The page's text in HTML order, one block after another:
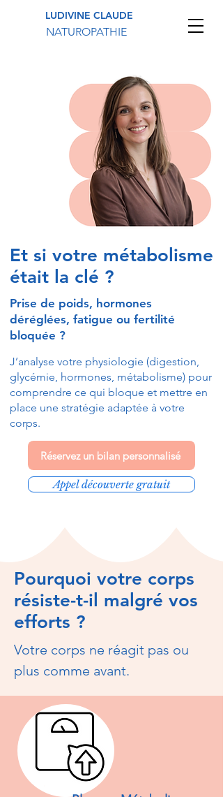
NATUROPATHIE
LUDIVINE CLAUDE
Et si votre métabolisme
était la clé ?
Prise de poids, hormones
déréglées, fatigue ou fertilité
bloquée ?
J’analyse votre physiologie (digestion,
glycémie, hormones, métabolisme) pour
comprendre ce qui bloque et mettre en
place une stratégie adaptée à votre
corps.
Réservez un bilan personnalisé
Appel découverte gratuit
Pourquoi votre corps
résiste-t-il malgré vos
efforts ?
Votre corps ne réagit pas ou
plus comme avant.